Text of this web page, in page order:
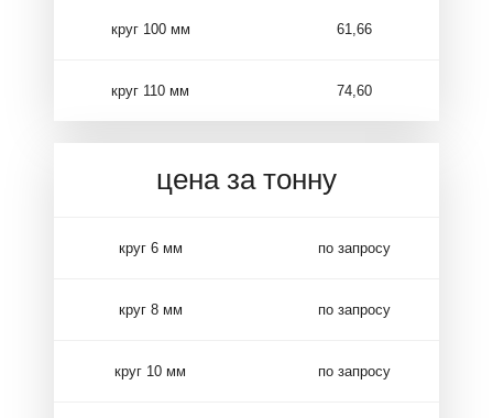
круг 100 мм 61,66
круг 110 мм 74,60
цена за тонну
круг 6 мм по запросу
круг 8 мм по запросу
круг 10 мм по запросу